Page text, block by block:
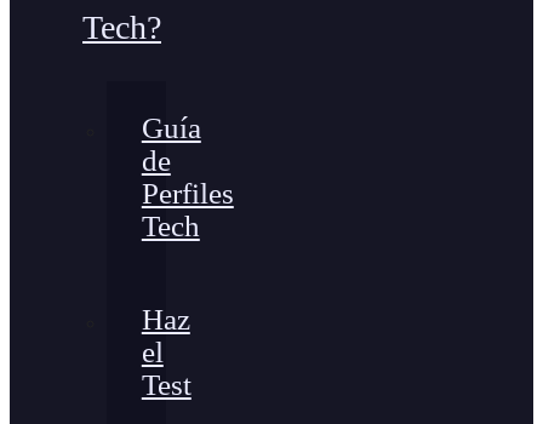
Tech?
Guía
de
Perfiles
Tech
Haz
el
Test